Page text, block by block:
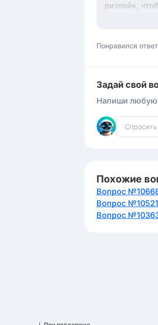
дизлайк,
Понравился
Задай свой
Напиши любую
Похожие
Вопрос
Вопрос
Вопрос